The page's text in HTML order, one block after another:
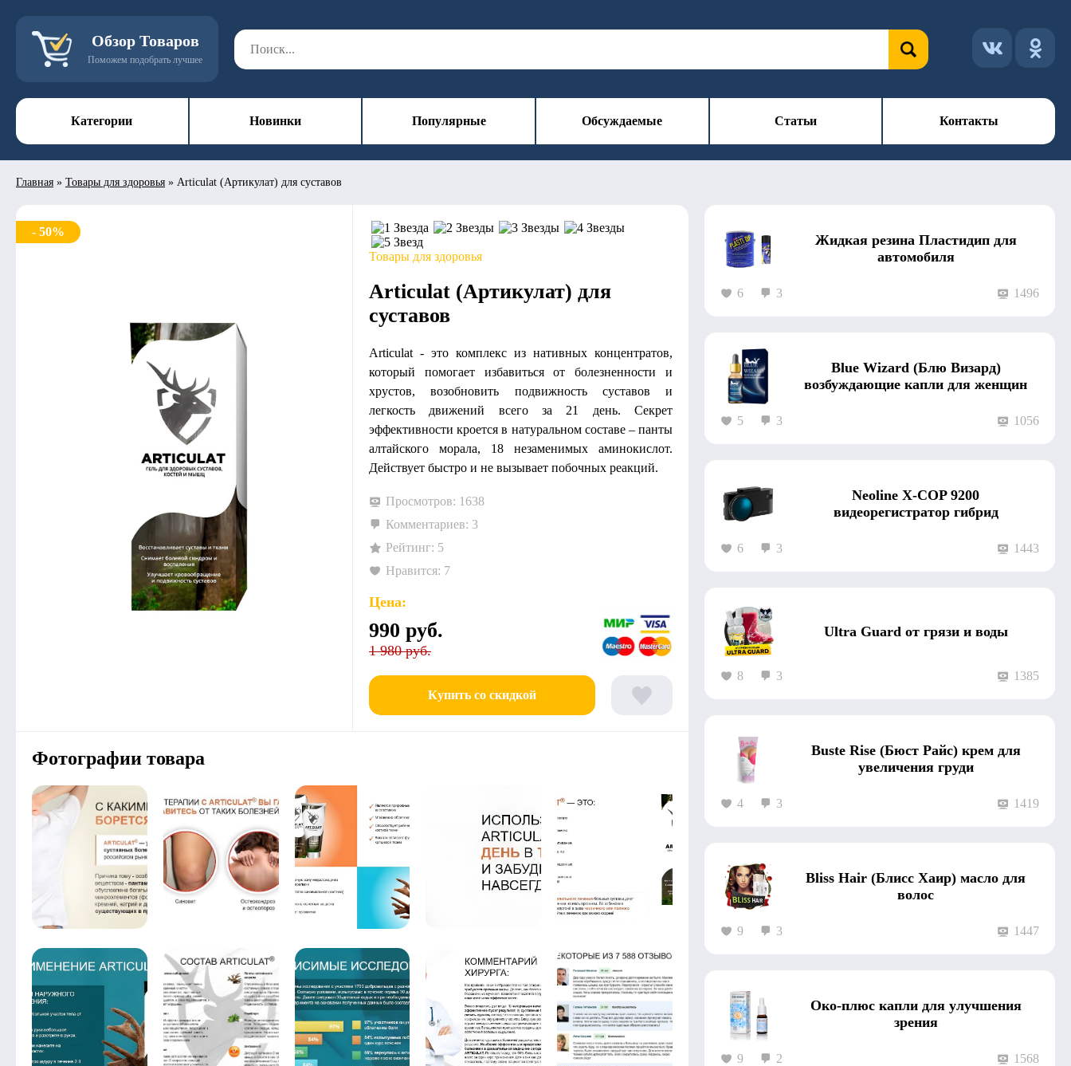
Обзор Товаров
Поможем подобрать лучшее
Категории Новинки Популярные Обсуждаемые Статьи Контакты
Главная » Товары для здоровья » Articulat (Артикулат) для суставов
Жидкая резина Пластидип для
автомобиля
6 3 1496
Blue Wizard (Блю Визард)
возбуждающие капли для женщин
5 3 1056
Neoline X-COP 9200
видеорегистратор гибрид
6 3 1443
Ultra Guard от грязи и воды
8 3 1385
Buste Rise (Бюст Райс) крем для
увеличения груди
4 3 1419
Bliss Hair (Блисс Хаир) масло для
волос
9 3 1447
Око-плюс капли для улучшения
зрения
9 2 1568
- 50%
Товары для здоровья
Articulat (Артикулат) для
суставов
Articulat - это комплекс из нативных концентратов,
который помогает избавиться от болезненности и
хрустов, возобновить подвижность суставов и
легкость движений всего за 21 день. Секрет
эффективности кроется в натуральном составе – панты
алтайского морала, 18 незаменимых аминокислот.
Действует быстро и не вызывает побочных реакций.
Просмотров: 1638
Комментариев: 3
Рейтинг: 5
Нравится: 7
Цена:
990 руб.
1 980 руб.
Купить со скидкой
Фотографии товара